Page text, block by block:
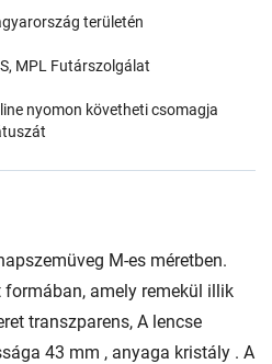
területén
MPL Futárszolgálat
nyomon követheti csomagja
M-es méretben.
amely remekül illik
transzparens, A lencse
43 mm , anyaga kristály . A